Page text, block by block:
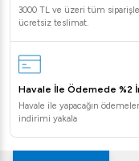
3000 TL ve üzeri tüm
ücretsiz teslimat.
Havale İle Ödemede %2
Havale ile yapacağın
indirimi yakala